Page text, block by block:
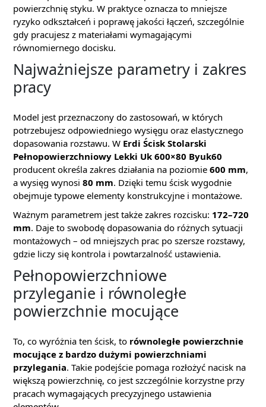
powierzchnię styku. W praktyce oznacza to mniejsze
ryzyko odkształceń i poprawę jakości łączeń, szczególnie
gdy pracujesz z materiałami wymagającymi
równomiernego docisku.
Najważniejsze parametry i zakres
pracy
Model jest przeznaczony do zastosowań, w których
potrzebujesz odpowiedniego wysięgu oraz elastycznego
dopasowania rozstawu. W Erdi Ścisk Stolarski
Pełnopowierzchniowy Lekki Uk 600×80 Byuk60
producent określa zakres działania na poziomie 600 mm,
a wysięg wynosi 80 mm. Dzięki temu ścisk wygodnie
obejmuje typowe elementy konstrukcyjne i montażowe.
Ważnym parametrem jest także zakres rozcisku: 172–720
mm. Daje to swobodę dopasowania do różnych sytuacji
montażowych – od mniejszych prac po szersze rozstawy,
gdzie liczy się kontrola i powtarzalność ustawienia.
Pełnopowierzchniowe
przyleganie i równoległe
powierzchnie mocujące
To, co wyróżnia ten ścisk, to równoległe powierzchnie
mocujące z bardzo dużymi powierzchniami
przylegania. Takie podejście pomaga rozłożyć nacisk na
większą powierzchnię, co jest szczególnie korzystne przy
pracach wymagających precyzyjnego ustawienia